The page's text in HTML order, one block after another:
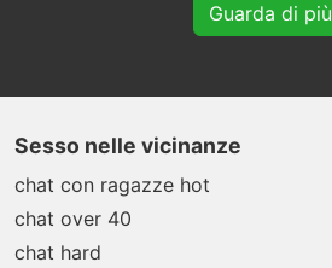
Guarda di più
Sesso nelle vicinanze
chat con ragazze hot
chat over 40
chat hard